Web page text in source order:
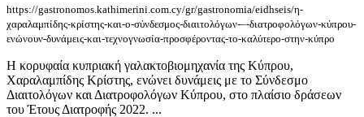
https://gastronomos.kathimerini.com.cy/gr/gastronomia/eidhseis/η-
χαραλαμπίδης-κρίστης-και-ο-σύνδεσμος-διαιτολόγων-–-διατροφολόγων-κύπρου-
ενώνουν-δυνάμεις-και-τεχνογνωσία-προσφέροντας-το-καλύτερο-στην-κύπρο
Η κορυφαία κυπριακή γαλακτοβιομηχανία της Κύπρου,
Χαραλαμπίδης Κρίστης, ενώνει δυνάμεις με το Σύνδεσμο
Διαιτολόγων και Διατροφολόγων Κύπρου, στο πλαίσιο δράσεων
του Έτους Διατροφής 2022. ...